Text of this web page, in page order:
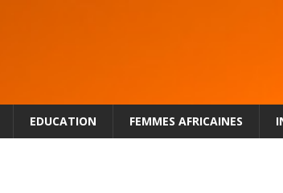
EDUCATION FEMMES AFRICAINES